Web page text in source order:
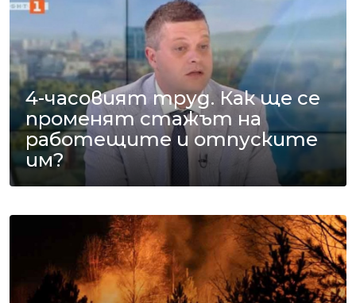
4-часовият труд. Как ще се
променят стажът на
работещите и отпуските
им?